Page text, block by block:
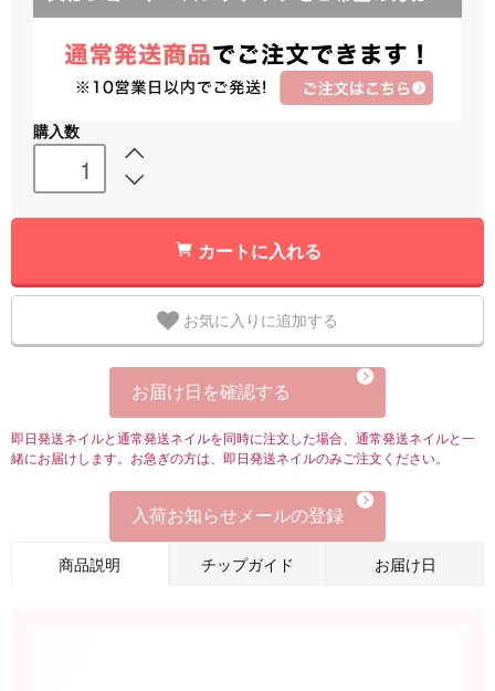
購入数
カートに入れる
お気に入りに追加する
お届け日を確認する
即日発送ネイルと通常発送ネイルを同時に注文した場合、通常発送ネイルと一
緒にお届けします。お急ぎの方は、即日発送ネイルのみご注文ください。
入荷お知らせメールの登録
商品説明 チップガイド お届け日